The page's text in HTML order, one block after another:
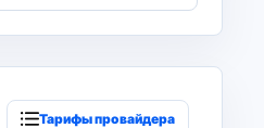
Тарифы провайдера